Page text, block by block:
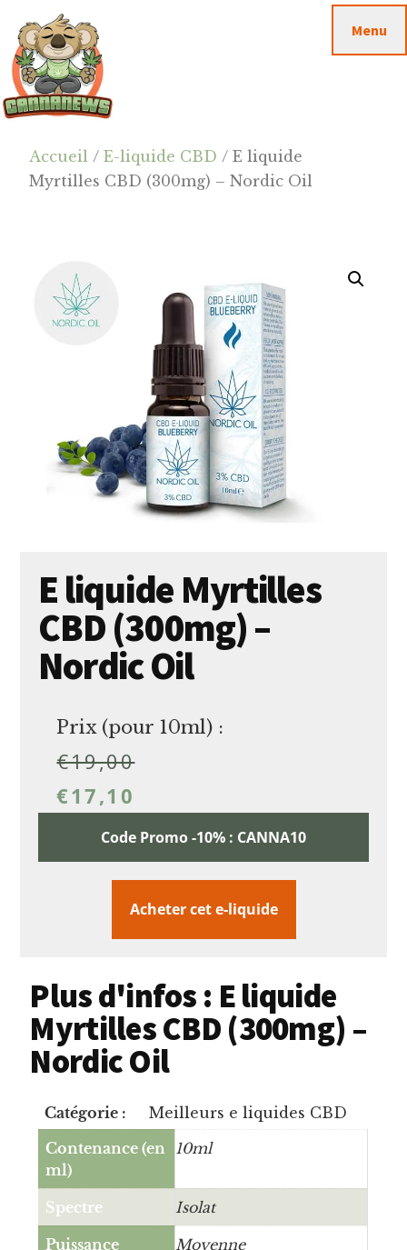
contenu
principal
barre
latérale
principale
footer
Cannanews.fr
Menu
Accueil /E-liquide CBD / E liquide
Myrtilles CBD (300mg) – Nordic Oil
E liquide Myrtilles
CBD (300mg) –
Nordic Oil
Prix (pour 10ml) :
€19,00
€17,10
Code Promo -10% : CANNA10
Acheter cet e-liquide
Plus d'infos : E liquide
Myrtilles CBD (300mg) –
Nordic Oil
Catégorie :
Meilleurs e liquides CBD
Contenance (en
ml)
10ml
Spectre Isolat
Puissance Moyenne